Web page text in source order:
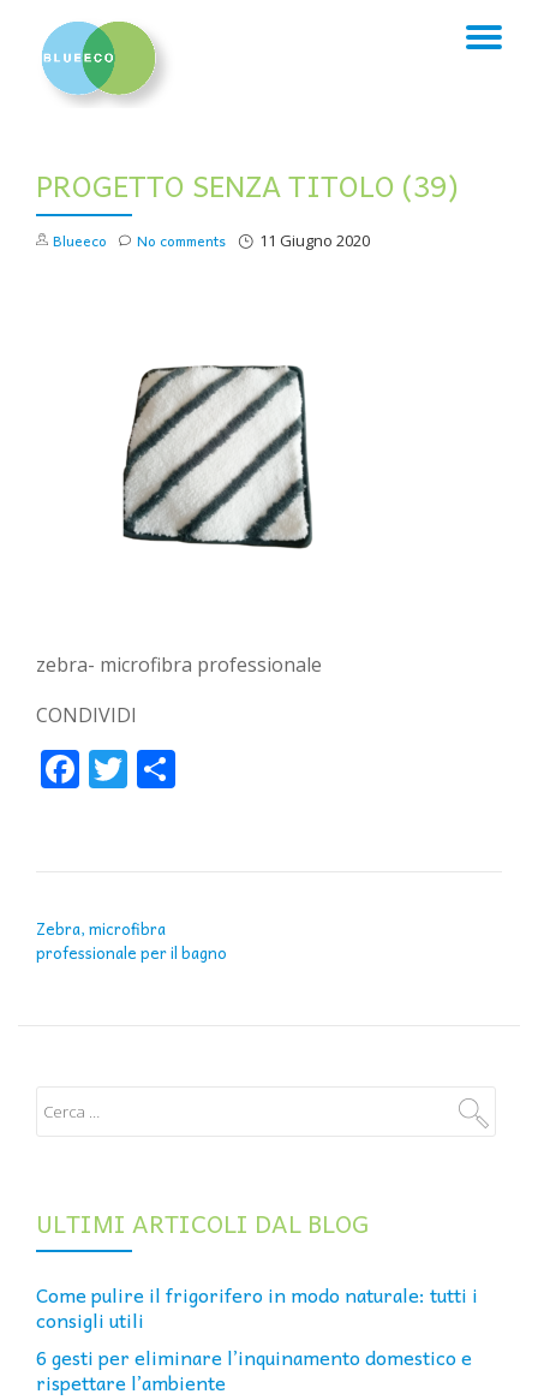
PROGETTO SENZA TITOLO (39)
Blueeco 11 Giugno 2020
No comments
zebra- microfibra professionale
CONDIVIDI
FacebookTwitter
Zebra, microfibra
professionale per il bagno
ULTIMI ARTICOLI DAL BLOG
Come pulire il frigorifero in modo naturale: tutti i
consigli utili
6 gesti per eliminare l’inquinamento domestico e
rispettare l’ambiente